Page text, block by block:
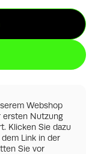
Webshop
ersten Nutzung
Klicken Sie dazu
Link in der
Sie vor